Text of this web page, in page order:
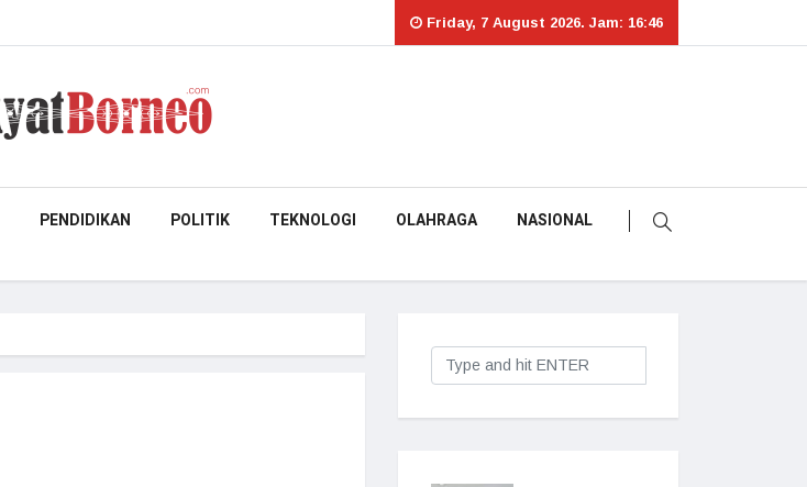
Friday, 7 August 2026. Jam: 16:46
PENDIDIKAN POLITIK TEKNOLOGI OLAHRAGA NASIONAL